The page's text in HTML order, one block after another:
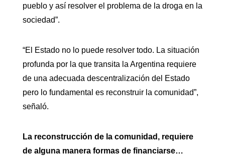
pueblo y así resolver el problema de la droga en la
sociedad”.
“El Estado no lo puede resolver todo. La situación
profunda por la que transita la Argentina requiere
de una adecuada descentralización del Estado
pero lo fundamental es reconstruir la comunidad”,
señaló.
La reconstrucción de la comunidad, requiere
de alguna manera formas de financiarse…